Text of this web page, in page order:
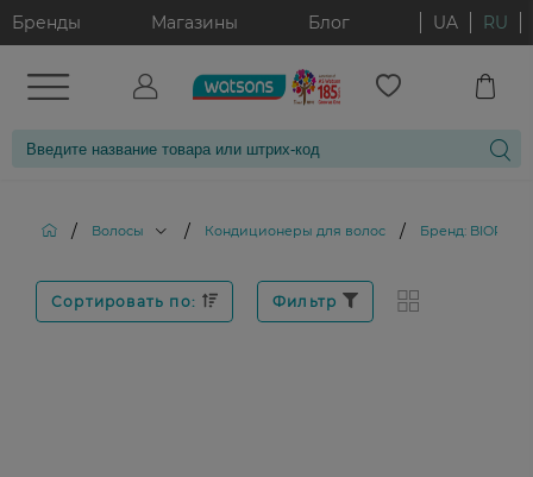
Бренды Магазины Блог UA RU
/ Волосы / Кондиционеры для волос / Бренд:
Сортировать по: Фильтр